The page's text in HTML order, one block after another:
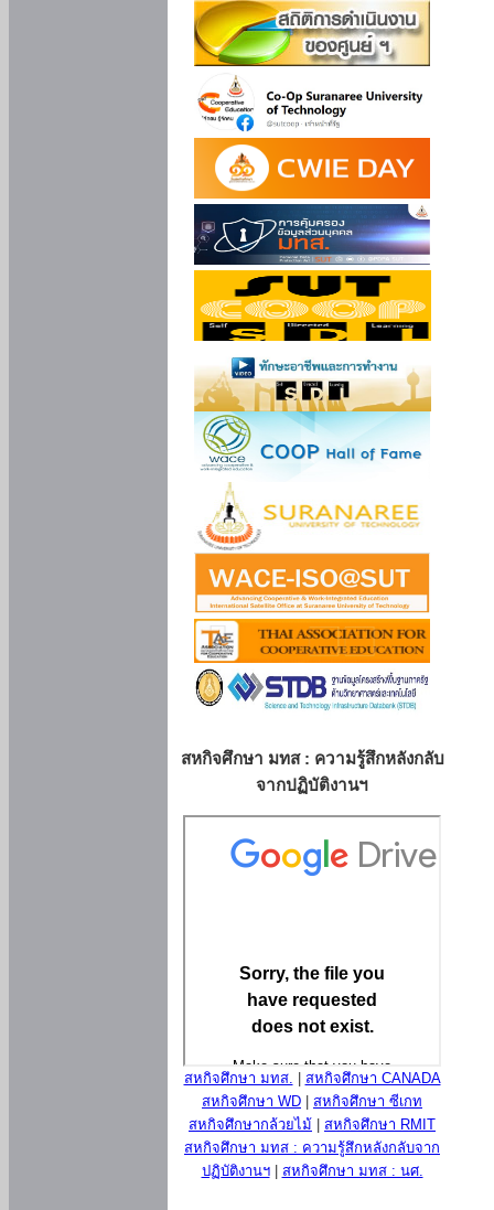
สหกิจศึกษา มทส : ความรู้สึกหลังกลับ
จากปฏิบัติงานฯ
สหกิจศึกษา มทส.
สหกิจศึกษา CANADA
สหกิจศึกษา WD
สหกิจศึกษา ซีเกท
สหกิจศึกษากล้วยไม้
สหกิจศึกษา RMIT
สหกิจศึกษา มทส : ความรู้สึกหลังกลับจาก
ปฏิบัติงานฯ| สหกิจศึกษา มทส : นศ.